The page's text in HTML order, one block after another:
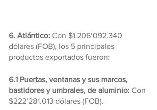
6. Atlántico: Con $1.206’092.340
dólares (FOB), los 5 principales
productos exportados fueron:
6.1 Puertas, ventanas y sus marcos,
bastidores y umbrales, de aluminio: Con
$222’281.013 dólares (FOB).